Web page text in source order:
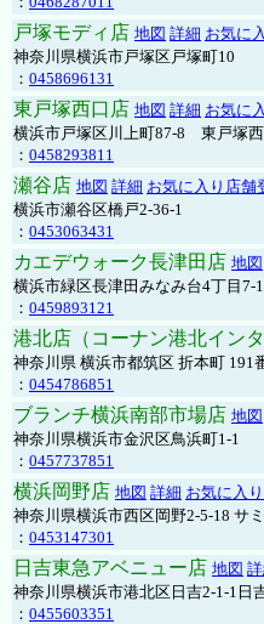
戸塚モディ店 地図 詳細 お気に
神奈川県横浜市戸塚区戸塚町10
： 0458696131
東戸塚西口店 地図 詳細 お気に
横浜市戸塚区川上町87-8 東戸塚
： 0458293811
瀬谷店 地図 詳細 お気に入り店舗
横浜市瀬谷区橋戸2-36-1
： 0453063431
カエデウォーク長津田店 地図
横浜市緑区長津田みなみ台4丁目7-
： 0459893121
港北店（コーナン港北インタ
神奈川県 横浜市都筑区 折本町 191
： 0454786851
ブランチ横浜南部市場店 地図
神奈川県横浜市金沢区鳥浜町1-1
： 0457737851
横浜岡野店 地図 詳細 お気に入
神奈川県横浜市西区岡野2-5-18 サ
： 0453147301
日吉東急アベニュー店 地図
神奈川県横浜市港北区日吉2-1-1
： 0455603351